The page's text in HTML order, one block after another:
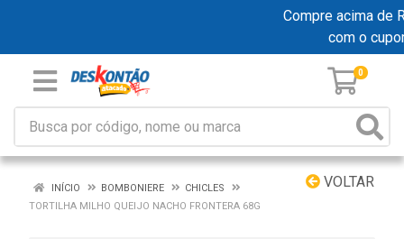
Compre acima de
com o
0
VOLTAR
INÍCIO BOMBONIERE
CHICLES
TORTILHA MILHO QUEIJO NACHO FRONTERA 68G